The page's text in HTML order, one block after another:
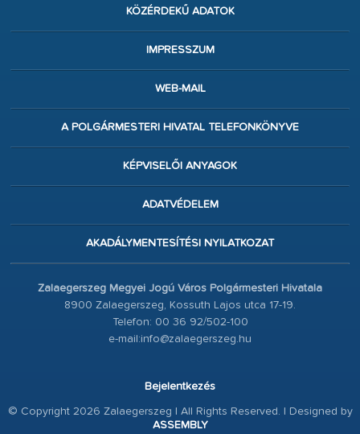
KÖZÉRDEKŰ ADATOK
IMPRESSZUM
WEB-MAIL
A POLGÁRMESTERI HIVATAL TELEFONKÖNYVE
KÉPVISELŐI ANYAGOK
ADATVÉDELEM
AKADÁLYMENTESÍTÉSI NYILATKOZAT
Zalaegerszeg Megyei Jogú Város Polgármesteri Hivatala
8900 Zalaegerszeg, Kossuth Lajos utca 17-19.
Telefon: 00 36 92/502-100
e-mail:info@zalaegerszeg.hu
Bejelentkezés
© Copyright 2026 Zalaegerszeg | All Rights Reserved. | Designed by
ASSEMBLY